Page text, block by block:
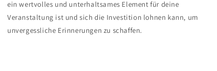
ein wertvolles und unterhaltsames Element für deine
Veranstaltung ist und sich die Investition lohnen kann, um
unvergessliche Erinnerungen zu schaffen.